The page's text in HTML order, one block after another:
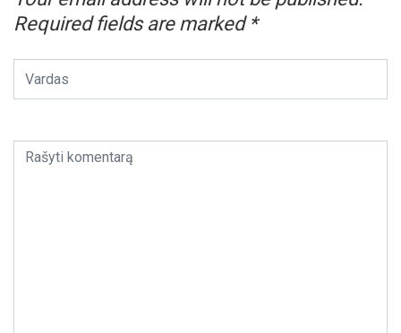
Required fields are marked *